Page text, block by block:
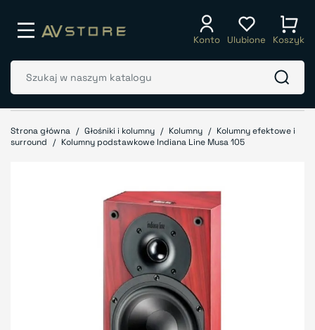
Konto Ulubione Koszyk
Strona główna Głośniki i kolumny Kolumny
Kolumny efektowe i
surround
Kolumny podstawkowe Indiana Line Musa 105